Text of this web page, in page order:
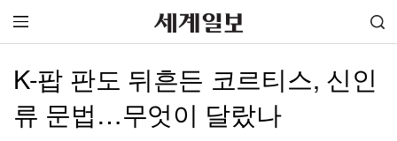
K-팝 판도 뒤흔든 코르티스, 신인
류 문법…무엇이 달랐나